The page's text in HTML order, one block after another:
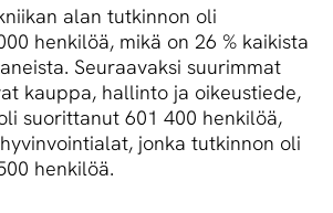
alan tutkinnon oli
henkilöä, mikä on 26 % kaikista
Seuraavaksi suurimmat
kauppa, hallinto ja oikeustiede,
suorittanut 601 400 henkilöä,
jonka tutkinnon oli
henkilöä.